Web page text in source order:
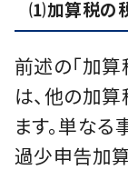
⑴加算税の
前述の「加
は、他の加
ます。単な
過少申告加